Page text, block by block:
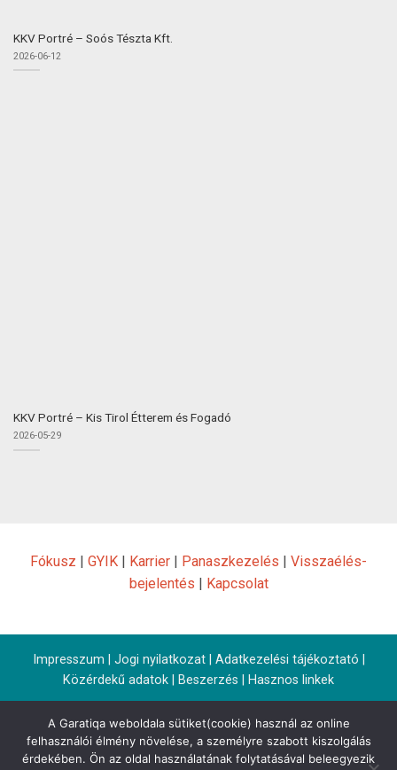
KKV Portré – Soós Tészta Kft.
2026-06-12
KKV Portré – Kis Tirol Étterem és Fogadó
2026-05-29
Fókusz | GYIK | Karrier | Panaszkezelés | Visszaélés-
bejelentés | Kapcsolat
Impresszum Jogi nyilatkozat| Adatkezelési tájékoztató
Közérdekű adatok
Beszerzés Hasznos linkek
A Garatiqa weboldala sütiket(cookie) használ az online
felhasználói élmény növelése, a személyre szabott kiszolgálás
érdekében. Ön az oldal használatának folytatásával beleegyezik